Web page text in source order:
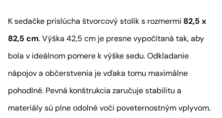
K sedačke prislúcha štvorcový stolík s rozmermi 82,5 x
82,5 cm. Výška 42,5 cm je presne vypočítaná tak, aby
bola v ideálnom pomere k výške sedu. Odkladanie
nápojov a občerstvenia je vďaka tomu maximálne
pohodlné. Pevná konštrukcia zaručuje stabilitu a
materiály sú plne odolné voči poveternostným vplyvom.